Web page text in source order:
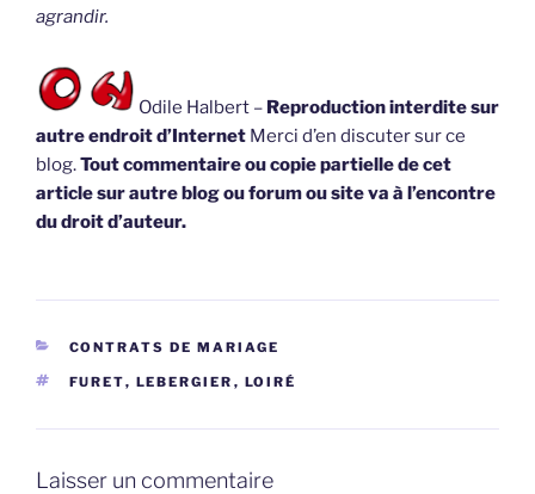
agrandir.
Odile Halbert – Reproduction interdite sur
autre endroit d’Internet Merci d’en discuter sur ce
blog.Tout commentaire ou copie partielle de cet
article sur autre blog ou forum ou site va à l’encontre
du droit d’auteur.
CATÉGORIES
CONTRATS DE MARIAGE
ÉTIQUETTES
FURET, LEBERGIER , LOIRÉ
Laisser un commentaire